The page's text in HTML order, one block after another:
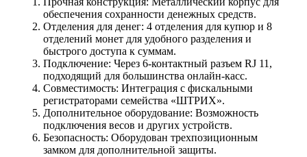
обеспечения сохранности денежных средств.
Отделения для денег: 4 отделения для купюр и 8
отделений монет для удобного разделения и
быстрого доступа к суммам.
Подключение: Через 6-контактный разъем RJ 11,
подходящий для большинства онлайн-касс.
Совместимость: Интеграция с фискальными
регистраторами семейства «ШТРИХ».
Дополнительное оборудование: Возможность
подключения весов и других устройств.
Безопасность: Оборудован трехпозиционным
замком для дополнительной защиты.